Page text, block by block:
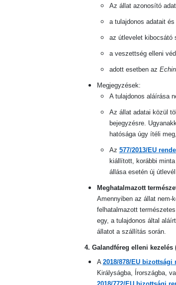
Az állat azonosító
a tulajdonos adatait
az útlevelet kibocsátó
a veszettség elleni
adott esetben az
Megjegyzések:
A tulajdonos aláírása
Az állat adatai közül
bejegyzésre.
hatósága úgy ítéli
Az 577/2013/EU
kiállított, korábbi
állása esetén új
Meghatalmazott
Amennyiben az állat nem-
felhatalmazott
egy, a tulajdonos által
állatot a szállítás során.
4. Galandféreg elleni kezelés
A 2018/878/EU bizottsági
Királyságba, Írországba,